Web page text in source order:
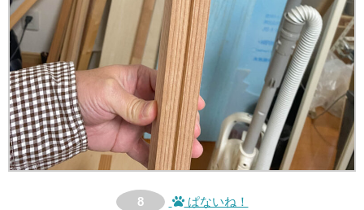
8 ぱないね！